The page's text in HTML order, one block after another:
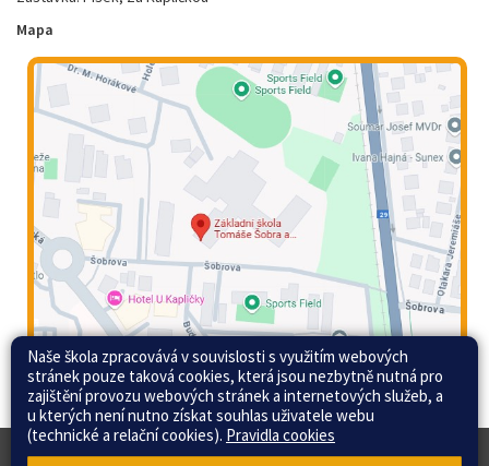
Mapa
© 2015 - 2026 Základní škola Tomáše Šobra a Web školy
Naše škola zpracovává v souvislosti s využitím webových
stránek pouze taková cookies, která jsou nezbytně nutná pro
zajištění provozu webových stránek a internetových služeb, a
u kterých není nutno získat souhlas uživatele webu
(technické a relační cookies). Pravidla cookies